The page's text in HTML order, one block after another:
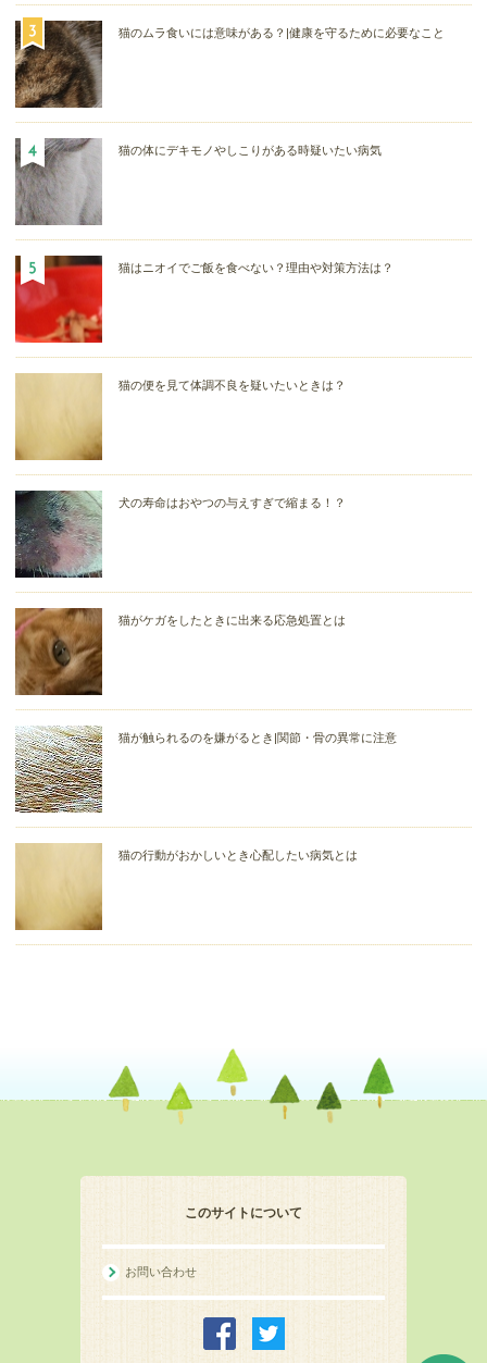
猫のムラ食いには意味がある？|健康を守るために必要なこと
猫の体にデキモノやしこりがある時疑いたい病気
猫はニオイでご飯を食べない？理由や対策方法は？
猫の便を見て体調不良を疑いたいときは？
犬の寿命はおやつの与えすぎで縮まる！？
猫がケガをしたときに出来る応急処置とは
猫が触られるのを嫌がるとき|関節・骨の異常に注意
猫の行動がおかしいとき心配したい病気とは
このサイトについて
お問い合わせ